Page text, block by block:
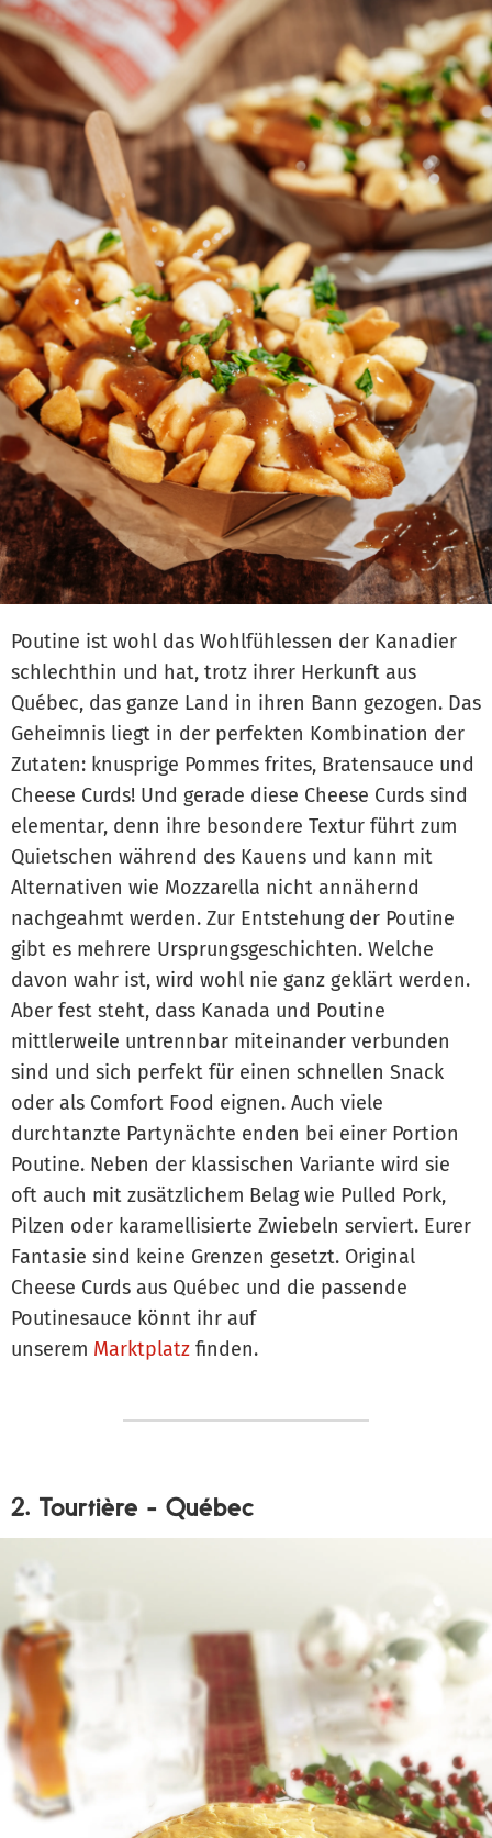
Poutine ist wohl das Wohlfühlessen der Kanadier
schlechthin und hat, trotz ihrer Herkunft aus
Québec, das ganze Land in ihren Bann gezogen. Das
Geheimnis liegt in der perfekten Kombination der
Zutaten: knusprige Pommes frites, Bratensauce und
Cheese Curds! Und gerade diese Cheese Curds sind
elementar, denn ihre besondere Textur führt zum
Quietschen während des Kauens und kann mit
Alternativen wie Mozzarella nicht annähernd
nachgeahmt werden. Zur Entstehung der Poutine
gibt es mehrere Ursprungsgeschichten. Welche
davon wahr ist, wird wohl nie ganz geklärt werden.
Aber fest steht, dass Kanada und Poutine
mittlerweile untrennbar miteinander verbunden
sind und sich perfekt für einen schnellen Snack
oder als Comfort Food eignen. Auch viele
durchtanzte Partynächte enden bei einer Portion
Poutine. Neben der klassischen Variante wird sie
oft auch mit zusätzlichem Belag wie Pulled Pork,
Pilzen oder karamellisierte Zwiebeln serviert. Eurer
Fantasie sind keine Grenzen gesetzt. Original
Cheese Curds aus Québec und die passende
Poutinesauce könnt ihr auf
unserem Marktplatz finden.
2. Tourtière - Québec